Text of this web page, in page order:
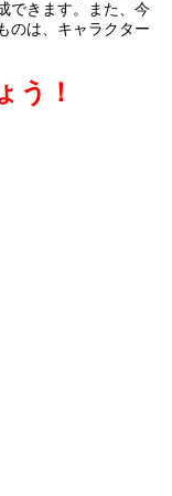
できます。また、今
のは、キャラクター
う！